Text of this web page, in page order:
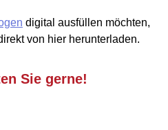
digital ausfüllen möchten,
von hier herunterladen.
Sie gerne!